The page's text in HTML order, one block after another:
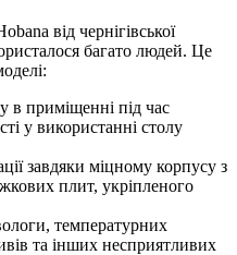
від чернігівської
багато людей. Це
в приміщенні під час
у використанні столу
завдяки міцному корпусу з
плит, укріпленого
температурних
та інших несприятливих